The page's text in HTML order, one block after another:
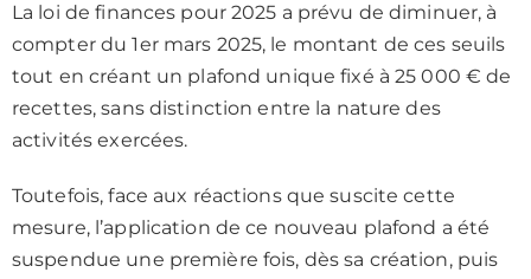
La loi de finances pour 2025 a prévu de diminuer, à
compter du 1er mars 2025, le montant de ces seuils
tout en créant un plafond unique fixé à 25 000 € de
recettes, sans distinction entre la nature des
activités exercées.
Toutefois, face aux réactions que suscite cette
mesure, l’application de ce nouveau plafond a été
suspendue une première fois, dès sa création, puis